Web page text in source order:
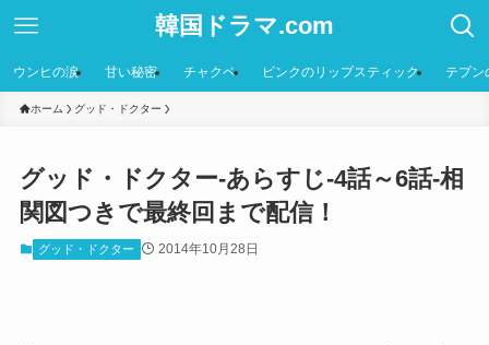
韓国ドラマ.com
ウンヒの涙 甘い秘密 チャクペ ピンクのリップスティック テプン
ホーム グッド・ドクター
グッド・ドクター-あらすじ-4話～6話-相
関図つきで最終回まで配信！
グッド・ドクター 2014年10月28日